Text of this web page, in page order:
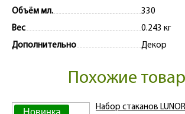
Объём мл.
330
Вес
0.243 кг
Дополнительно
Декор
Похожие
Набор стаканов